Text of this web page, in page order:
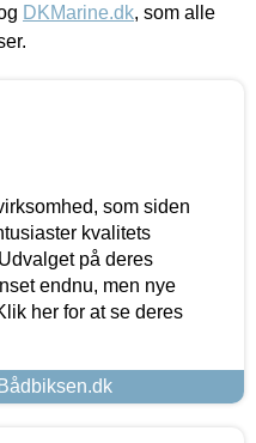
DKMarine.dk, som alle
som siden
kvalitets
på deres
endnu, men nye
her for at se deres